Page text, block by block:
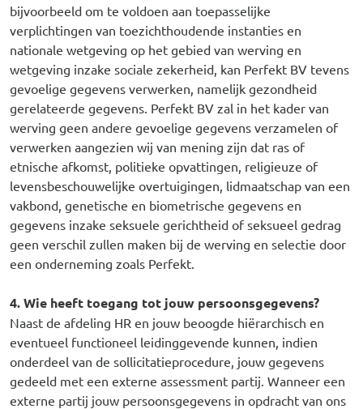
bijvoorbeeld om te voldoen aan toepasselijke
verplichtingen van toezichthoudende instanties en
nationale wetgeving op het gebied van werving en
wetgeving inzake sociale zekerheid, kan Perfekt BV tevens
gevoelige gegevens verwerken, namelijk gezondheid
gerelateerde gegevens. Perfekt BV zal in het kader van
werving geen andere gevoelige gegevens verzamelen of
verwerken aangezien wij van mening zijn dat ras of
etnische afkomst, politieke opvattingen, religieuze of
levensbeschouwelijke overtuigingen, lidmaatschap van een
vakbond, genetische en biometrische gegevens en
gegevens inzake seksuele gerichtheid of seksueel gedrag
geen verschil zullen maken bij de werving en selectie door
een onderneming zoals Perfekt.
4. Wie heeft toegang tot jouw persoonsgegevens?
Naast de afdeling HR en jouw beoogde hiërarchisch en
eventueel functioneel leidinggevende kunnen, indien
onderdeel van de sollicitatieprocedure, jouw gegevens
gedeeld met een externe assessment partij. Wanneer een
externe partij jouw persoonsgegevens in opdracht van ons